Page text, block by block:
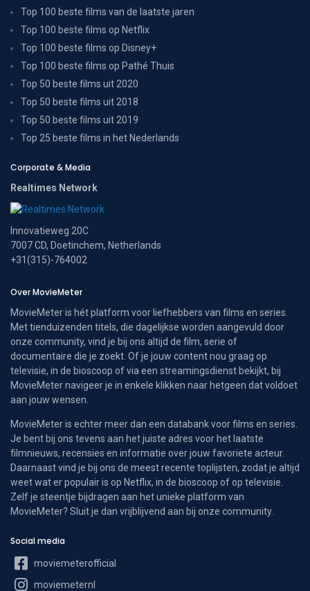
Top 100 beste films van de laatste jaren
Top 100 beste films op Netflix
Top 100 beste films op Disney+
Top 100 beste films op Pathé Thuis
Top 50 beste films uit 2020
Top 50 beste films uit 2018
Top 50 beste films uit 2019
Top 25 beste films in het Nederlands
Corporate & Media
Realtimes Network
Innovatieweg 20C
7007 CD, Doetinchem, Netherlands
+31(315)-764002
Over MovieMeter
MovieMeter is hét platform voor liefhebbers van films en series.
Met tienduizenden titels, die dagelijkse worden aangevuld door
onze community, vind je bij ons altijd de film, serie of
documentaire die je zoekt. Of je jouw content nou graag op
televisie, in de bioscoop of via een streamingsdienst bekijkt, bij
MovieMeter navigeer je in enkele klikken naar hetgeen dat voldoet
aan jouw wensen.
MovieMeter is echter meer dan een databank voor films en series.
Je bent bij ons tevens aan het juiste adres voor het laatste
filmnieuws, recensies en informatie over jouw favoriete acteur.
Daarnaast vind je bij ons de meest recente toplijsten, zodat je altijd
weet wat er populair is op Netflix, in de bioscoop of op televisie.
Zelf je steentje bijdragen aan het unieke platform van
MovieMeter? Sluit je dan vrijblijvend aan bij onze community.
Social media
moviemeterofficial
moviemeternl